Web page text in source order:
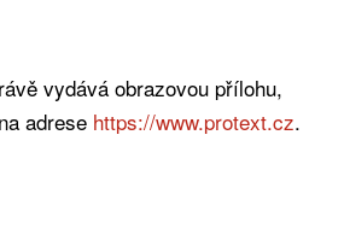
vydává obrazovou přílohu,
adrese https://www.protext.cz.